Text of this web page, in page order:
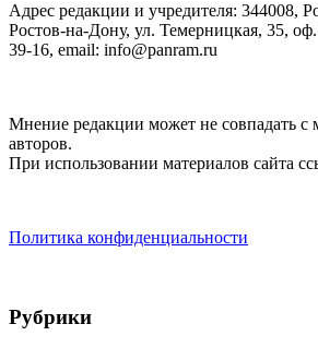
Адрес редакции и учредителя: 344008,
Ростов-на-Дону, ул. Темерницкая, 35,
39-16, email: info@panram.ru
Мнение редакции может не совпадать с
авторов.
При использовании материалов сайта
Политика конфиденциальности
Рубрики